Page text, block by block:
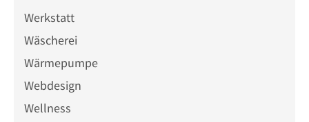
Werkstatt
Wäscherei
Wärmepumpe
Webdesign
Wellness